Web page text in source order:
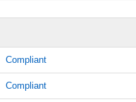
Compliant
Compliant